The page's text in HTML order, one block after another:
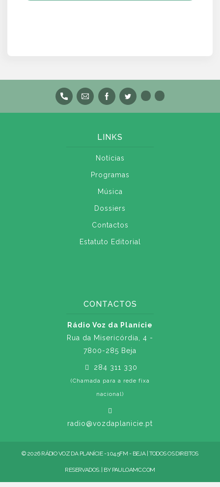
LINKS
Notícias
Programas
Música
Dossiers
Contactos
Estatuto Editorial
CONTACTOS
Rádio Voz da Planície
Rua da Misericórdia, 4 -
7800-285 Beja
284 311 330
(Chamada para a rede fixa
nacional)
radio@vozdaplanicie.pt
© 2026 RÁDIO VOZ DA PLANÍCIE - 104.5FM - BEJA | TODOS OS DIREITOS
RESERVADOS. | BY PAULOAMC.COM